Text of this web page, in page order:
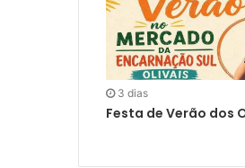
3 dias
Festa de Verão dos